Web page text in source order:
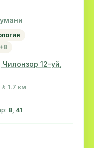
12-уй,
🚶 1.7 км
8, 41